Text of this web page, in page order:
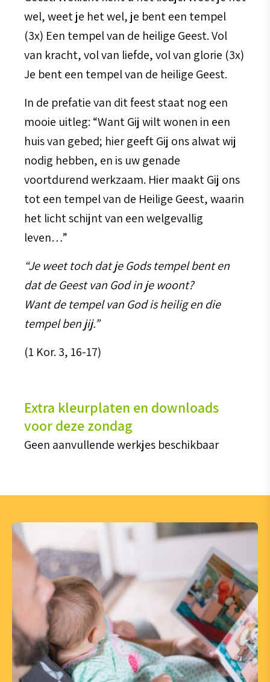
wel, weet je het wel, je bent een tempel
(3x) Een tempel van de heilige Geest. Vol
van kracht, vol van liefde, vol van glorie (3x)
Je bent een tempel van de heilige Geest.
In de prefatie van dit feest staat nog een
mooie uitleg: “Want Gij wilt wonen in een
huis van gebed; hier geeft Gij ons alwat wij
nodig hebben, en is uw genade
voortdurend werkzaam. Hier maakt Gij ons
tot een tempel van de Heilige Geest, waarin
het licht schijnt van een welgevallig
leven…”
“Je weet toch dat je Gods tempel bent en
dat de Geest van God in je woont?
Want de tempel van God is heilig en die
tempel ben jij.”
(1 Kor. 3, 16-17)
Extra kleurplaten en downloads
voor deze zondag
Geen aanvullende werkjes beschikbaar